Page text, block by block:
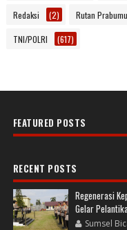
Redaksi (2) Rutan
TNI/POLRI (617)
FEATURED POSTS
RECENT POSTS
Regenerasi
Gelar
Sumsel